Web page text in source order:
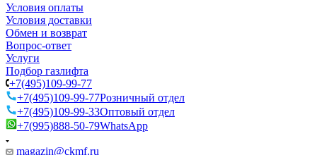
Условия оплаты
Условия доставки
Обмен и возврат
Вопрос-ответ
Услуги
Подбор газлифта
+7(495)109-99-77
+7(495)109-99-77Розничный отдел
+7(495)109-99-33Оптовый отдел
+7(995)888-50-79WhatsApp
magazin@ckmf.ru